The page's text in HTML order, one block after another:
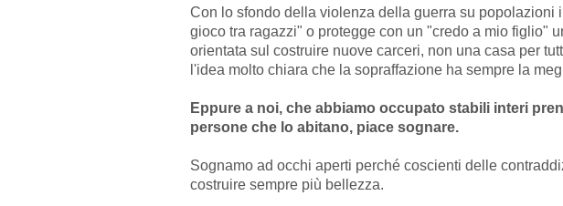
Con lo sfondo della violenza della guerra su popolazioni
gioco tra ragazzi" o protegge con un "credo a mio figlio"
orientata sul costruire nuove carceri, non una casa per
l'idea molto chiara che la sopraffazione ha sempre la
Eppure a noi, che abbiamo occupato stabili interi
persone che lo abitano, piace sognare.
Sognamo ad occhi aperti perché coscienti delle
costruire sempre più bellezza.